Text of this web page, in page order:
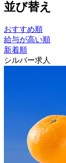
並び替え
おすすめ順
給与が高い順
新着順
シルバー求人